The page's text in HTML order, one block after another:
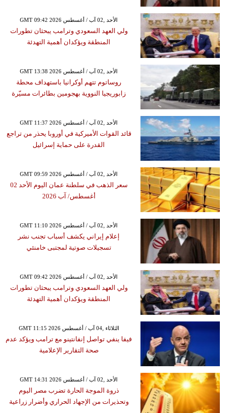
GMT 09:42 2026 الأحد ,02 آب / أغسطس
ولي العهد السعودي وترامب يبحثان تطورات
المنطقة ويؤكدان أهمية التهدئة
GMT 13:38 2026 الأحد ,02 آب / أغسطس
روساتوم تتهم أوكرانيا باستهداف محطة
زابوريجيا النووية بهجومين بطائرات مسيّرة
GMT 11:37 2026 الأحد ,02 آب / أغسطس
قائد القوات الأميركية في أوروبا يحذر من تراجع
القدرة على حماية إسرائيل
GMT 09:59 2026 الأحد ,02 آب / أغسطس
سعر الذهب في سلطنة عمان اليوم الأحد 02
أغسطس/ آب 2026
GMT 11:10 2026 الأحد ,02 آب / أغسطس
إعلام إيراني يكشف أسباب تجنب نشر
تسجيلات صوتية لمجتبى خامنئي
GMT 09:42 2026 الأحد ,02 آب / أغسطس
ولي العهد السعودي وترامب يبحثان تطورات
المنطقة ويؤكدان أهمية التهدئة
GMT 11:15 2026 الثلاثاء ,04 آب / أغسطس
فيفا ينفي تواصل إنفانتينو مع ترامب ويؤكد عدم
صحة التقارير الإعلامية
GMT 14:31 2026 الأحد ,02 آب / أغسطس
ذروة الموجة الحارة تضرب مصر اليوم
وتحذيرات من الإجهاد الحراري وأضرار زراعية